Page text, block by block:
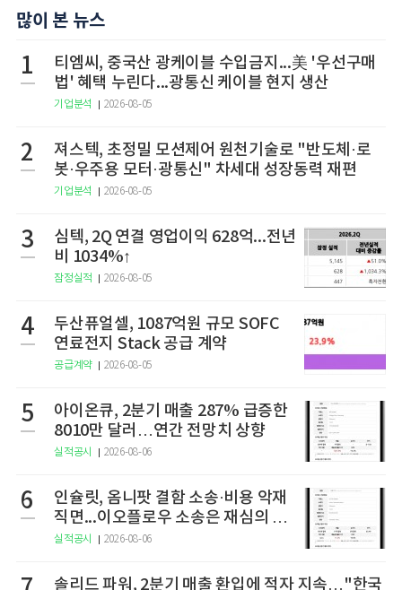
많이 본 뉴스
1
티엠씨, 중국산 광케이블 수입금지...美 '우선구매
법' 혜택 누린다...광통신 케이블 현지 생산
기업분석 2026-08-05
2
져스텍, 초정밀 모션제어 원천기술로 "반도체·로
봇·우주용 모터·광통신" 차세대 성장동력 재편
기업분석 2026-08-05
3
심텍, 2Q 연결 영업이익 628억...전년
비 1034%↑
잠정실적 2026-08-05
4
두산퓨얼셀, 1087억원 규모 SOFC
연료전지 Stack 공급 계약
공급계약 2026-08-05
5
아이온큐, 2분기 매출 287% 급증한
8010만 달러…연간 전망치 상향
실적공시 2026-08-06
6
인슐릿, 옴니팟 결함 소송·비용 악재
직면...이오플로우 소송은 재심의 청
구
실적공시 2026-08-06
솔리드 파워, 2분기 매출 환입에 적자 지속…"한국